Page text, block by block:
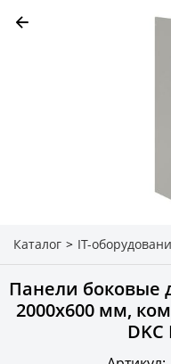
Каталог > IT-
Панели боковые
2000х600 мм,
DKC